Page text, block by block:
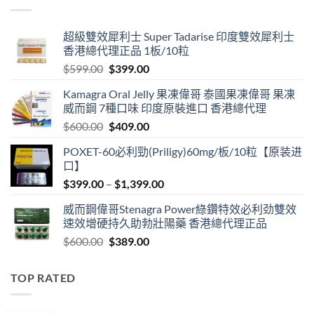
超級雙效犀利士 Super Tadarise 印度雙效犀利士
香港總代理正品 1板/10粒
$599.00 Original
was:
$599.00.
$399.00Current
is:
$399.00.
Kamagra Oral Jelly 果凍偉哥 泰國果凍偉哥 果凍
威而鋼 7種口味 印度原裝進口 香港總代理
$600.00 Original
was:
$409.00Current
is:
POXET-60必利勁(Priligy)60mg/板/10粒【原装进
口】
$399.00 – $1,399.00Price
$399.00
through
威而鋼偉哥Stenagra Power綠鑽特效必利劲雙效
速效增硬持久助勃壯陽藥 香港總代理正品
$600.00 Original
$389.00Current
TOP RATED